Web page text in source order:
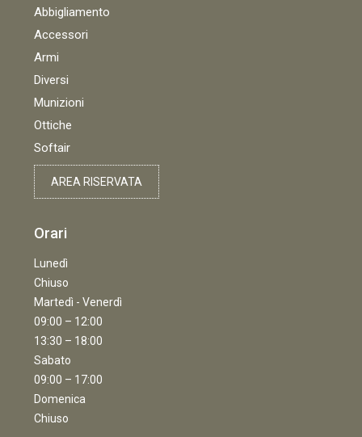
Abbigliamento
Accessori
Armi
Diversi
Munizioni
Ottiche
Softair
AREA RISERVATA
Orari
Lunedì
Chiuso
Martedì - Venerdì
09:00 – 12:00
13:30 – 18:00
Sabato
09:00 – 17:00
Domenica
Chiuso